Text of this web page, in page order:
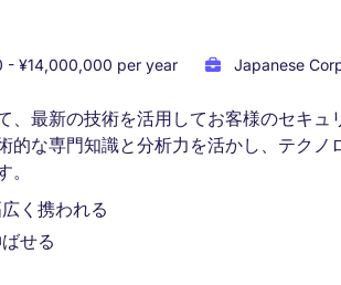
- ¥14,000,000 per year Japanese
、最新の技術を活用してお客様のセキュ
的な専門知識と分析力を活かし、テクノ
く携われる
せる